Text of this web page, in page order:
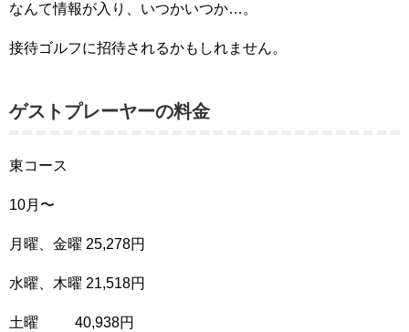
なんて情報が入り、いつかいつか…。
接待ゴルフに招待されるかもしれません。
ゲストプレーヤーの料金
東コース
10月〜
月曜、金曜 25,278円
水曜、木曜 21,518円
土曜 40,938円